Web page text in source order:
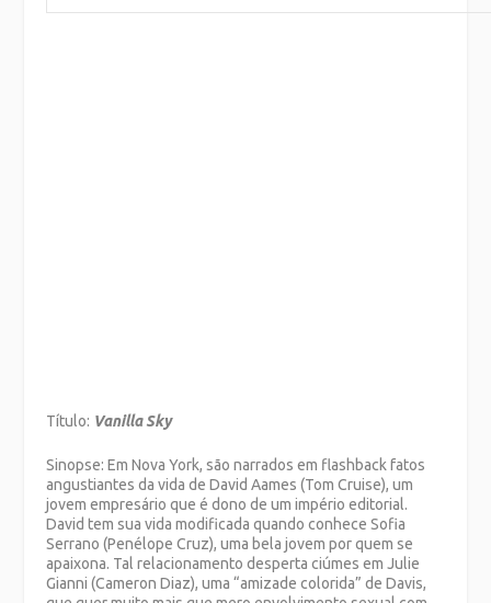
Título: Vanilla Sky
Sinopse: Em Nova York, são narrados em flashback fatos
angustiantes da vida de David Aames (Tom Cruise), um
jovem empresário que é dono de um império editorial.
David tem sua vida modificada quando conhece Sofia
Serrano (Penélope Cruz), uma bela jovem por quem se
apaixona. Tal relacionamento desperta ciúmes em Julie
Gianni (Cameron Diaz), uma “amizade colorida” de Davis,